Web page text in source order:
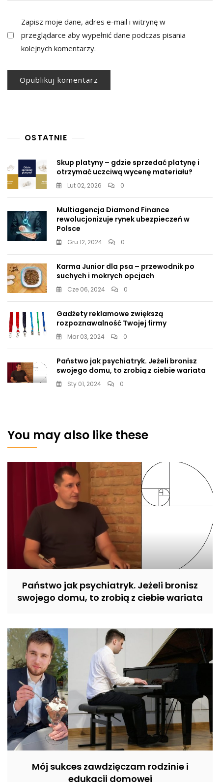
Zapisz moje dane, adres e-mail i witrynę w
przeglądarce aby wypełnić dane podczas pisania
kolejnych komentarzy.
OSTATNIE
Skup platyny – gdzie sprzedać platynę i
otrzymać uczciwą wycenę materiału?
Lut 02, 2026 0
Multiagencja Diamond Finance
rewolucjonizuje rynek ubezpieczeń w
Polsce
Gru 12, 2024 0
Karma Junior dla psa – przewodnik po
suchych i mokrych opcjach
Cze 06, 2024 0
Gadżety reklamowe zwiększą
rozpoznawalność Twojej firmy
Mar 03, 2024 0
Państwo jak psychiatryk. Jeżeli bronisz
swojego domu, to zrobią z ciebie wariata
Sty 01, 2024 0
You may also like these
Państwo jak psychiatryk. Jeżeli bronisz
swojego domu, to zrobią z ciebie wariata
Mój sukces zawdzięczam rodzinie i
edukacji domowej